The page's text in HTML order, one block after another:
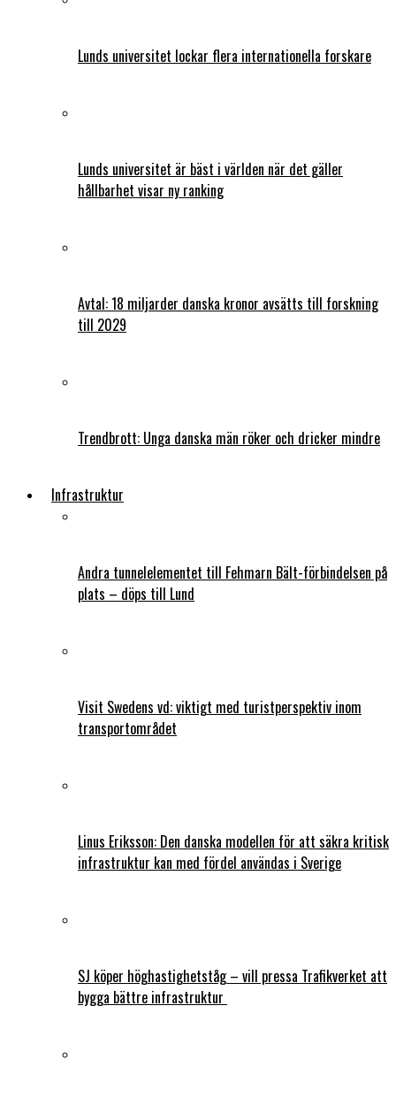
Lunds universitet lockar flera internationella forskare
Lunds universitet är bäst i världen när det gäller
hållbarhet visar ny ranking
Avtal: 18 miljarder danska kronor avsätts till forskning
till 2029
Trendbrott: Unga danska män röker och dricker mindre
Infrastruktur
Andra tunnelelementet till Fehmarn Bält-förbindelsen på
plats – döps till Lund
Visit Swedens vd: viktigt med turistperspektiv inom
transportområdet
Linus Eriksson: Den danska modellen för att säkra kritisk
infrastruktur kan med fördel användas i Sverige
SJ köper höghastighetståg – vill pressa Trafikverket att
bygga bättre infrastruktur